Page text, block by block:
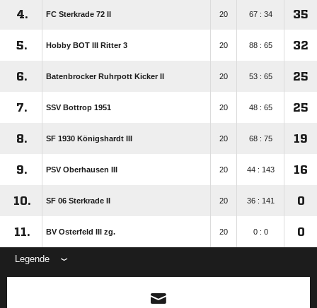
4. FC Sterkrade 72 II 20 67 : 34 35
5. Hobby BOT III Ritter 3 20 88 : 65 32
6. Batenbrocker Ruhrpott Kicker II 20 53 : 65 25
7. SSV Bottrop 1951 20 48 : 65 25
8. SF 1930 Königshardt III 20 68 : 75 19
9. PSV Oberhausen III 20 44 : 143 16
10. SF 06 Sterkrade II 20 36 : 141 0
11. BV Osterfeld III zg. 20 0 : 0 0
Legende
ANZEIGE